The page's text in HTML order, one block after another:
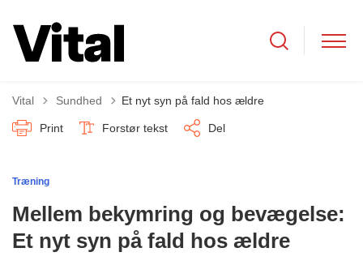
Vital Tilbage til
Sundhed Et nyt syn på fald hos ældre
Print Forstør tekst Del
Træning
Mellem bekymring og bevægelse:
Et nyt syn på fald hos ældre